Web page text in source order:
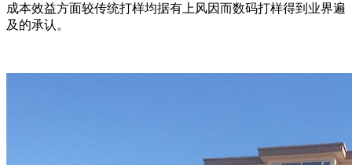
成本效益方面较传统打样均据有上风因而数码打样得到业界遍
及的承认。